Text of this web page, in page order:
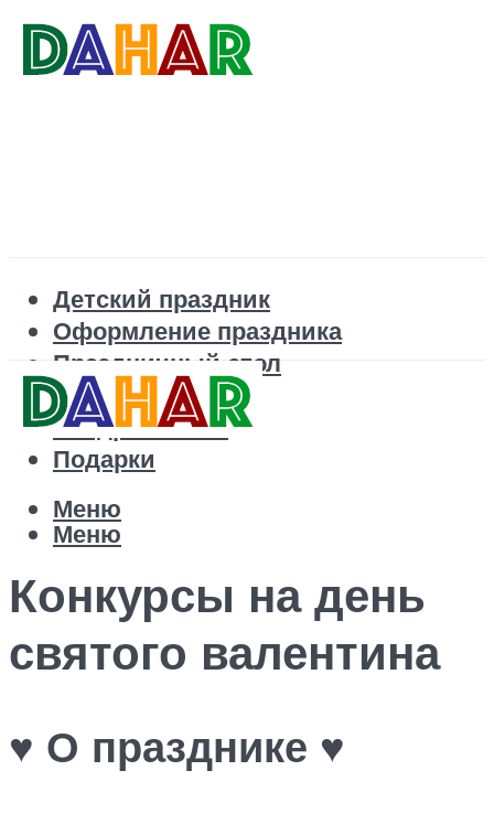
Детский праздник
Оформление праздника
Праздничный стол
Корпоратив
Поздравления
Подарки
Меню
Меню
Конкурсы на день
святого валентина
♥ О празднике ♥